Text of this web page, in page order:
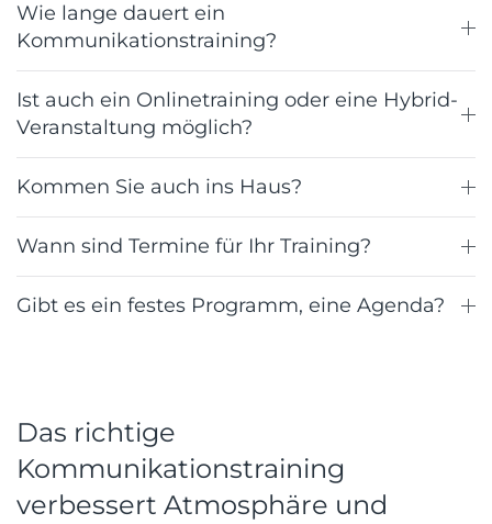
Wie lange dauert ein
Kommunikationstraining?
Ist auch ein Onlinetraining oder eine Hybrid-
Veranstaltung möglich?
Kommen Sie auch ins Haus?
Wann sind Termine für Ihr Training?
Gibt es ein festes Programm, eine Agenda?
Das richtige
Kommunikationstraining
verbessert Atmosphäre und